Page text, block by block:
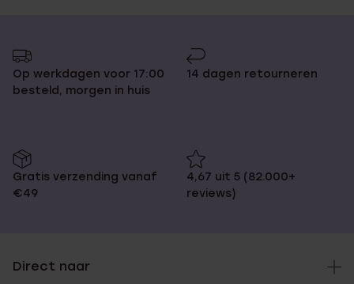
Op werkdagen voor 17:00
besteld, morgen in huis
14 dagen retourneren
Gratis verzending vanaf
€49
4,67 uit 5 (82.000+
reviews)
Direct naar